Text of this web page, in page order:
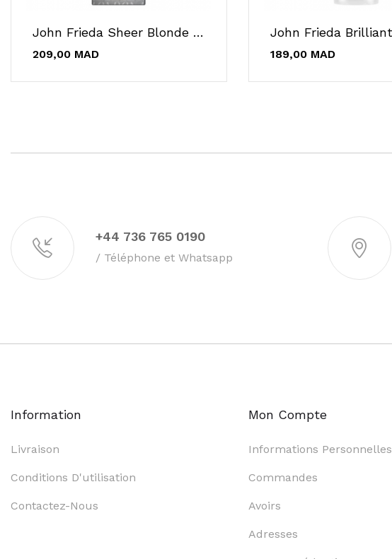
John Frieda Sheer Blonde Go Blonder Spray...
209,00 MAD 189,00 MAD
+44 736 765 0190
/ Téléphone et Whatsapp
Information
Livraison
Conditions D'utilisation
Contactez-Nous
Mon Compte
Informations Personnelles
Commandes
Avoirs
Adresses